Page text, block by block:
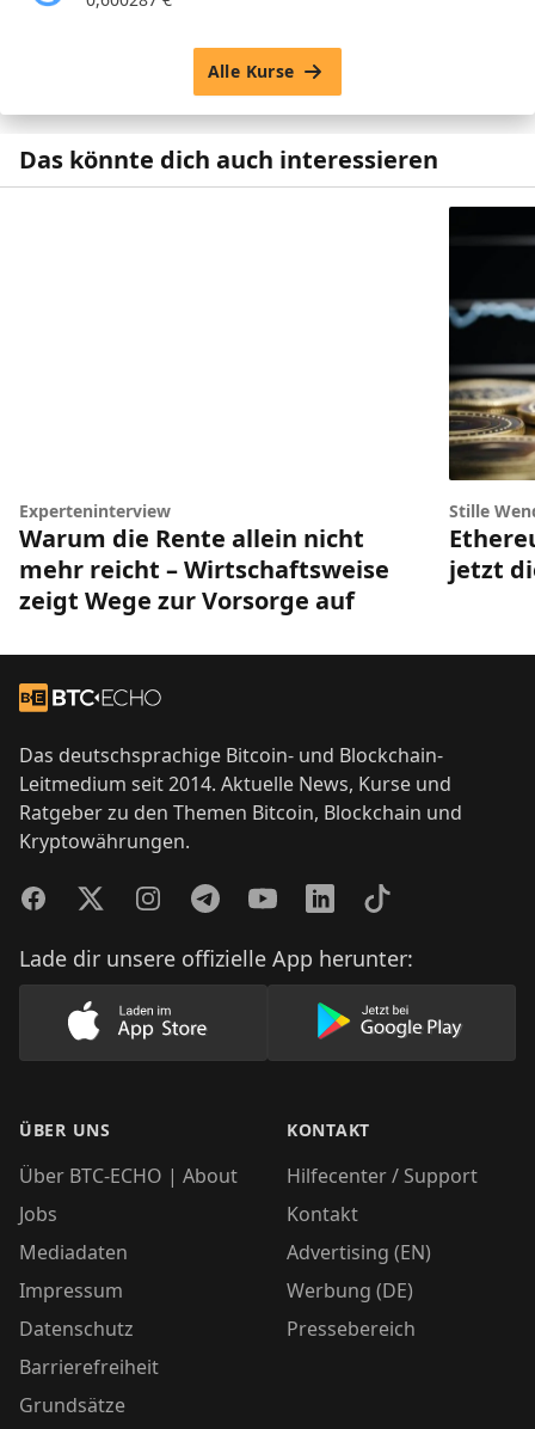
Alle Kurse
Das könnte dich auch interessieren
Experteninterview
Warum die Rente allein nicht
mehr reicht – Wirtschaftsweise
zeigt Wege zur Vorsorge auf
Stille
jetzt
Zur Startseite
Das deutschsprachige Bitcoin- und Blockchain-
Leitmedium seit 2014. Aktuelle News, Kurse und
Ratgeber zu den Themen Bitcoin, Blockchain und
Kryptowährungen.
FacebookTwitterInstagramTelegramYouTubeLinkedInTikTok
Lade dir unsere offizielle App herunter:
Lade unsere App im AppStore herunter
Lade unsere
ÜBER UNS
Über BTC-ECHO | About
Jobs
Mediadaten
Impressum
Datenschutz
Barrierefreiheit
Grundsätze
KONTAKT
Hilfecenter / Support
Kontakt
Advertising (EN)
Werbung (DE)
Pressebereich